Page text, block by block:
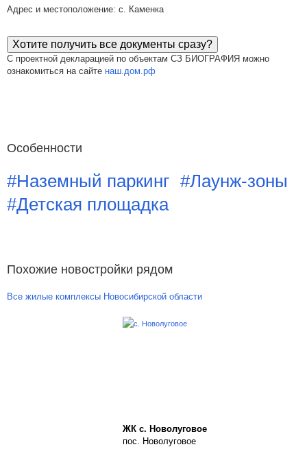
Адрес и местоположение: с. Каменка
Хотите получить все документы сразу?
С проектной декларацией по объектам СЗ БИОГРАФИЯ можно
ознакомиться на сайте наш.дом.рф
Особенности
#Наземный паркинг #Лаунж-зоны
#Детская площадка
Похожие новостройки рядом
Все жилые комплексы Новосибирской области
ЖК с. Новолуговое
пос. Новолуговое